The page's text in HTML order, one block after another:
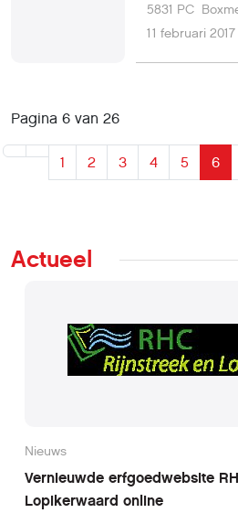
5831 PC Boxmeer Telefoon: 0485-
Website:
11 februari 2017
Pagina 6 van 26
1 2 3 4 5 6
Actueel
Nieuws
Vernieuwde erfgoedwebsite
Lopikerwaard online